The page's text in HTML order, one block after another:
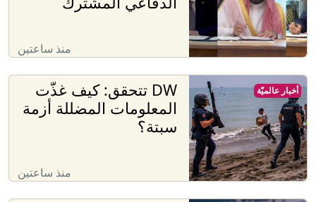
منذ ساعتين
DW تتحقق: كيف غذّت
المعلومات المضللة أزمة
سبتة؟
منذ ساعتين
أخبار عالميّة